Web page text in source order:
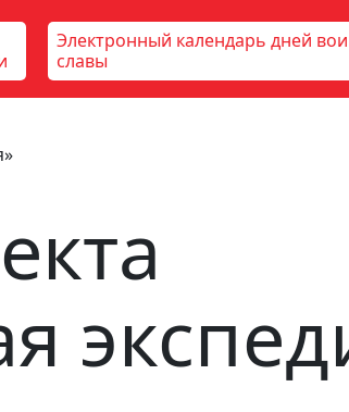
Электронный календарь дней
славы